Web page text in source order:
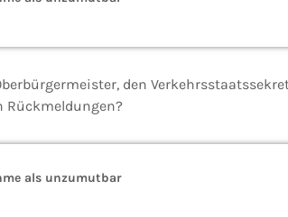
den
Rückmeldungen?
als unzumutbar